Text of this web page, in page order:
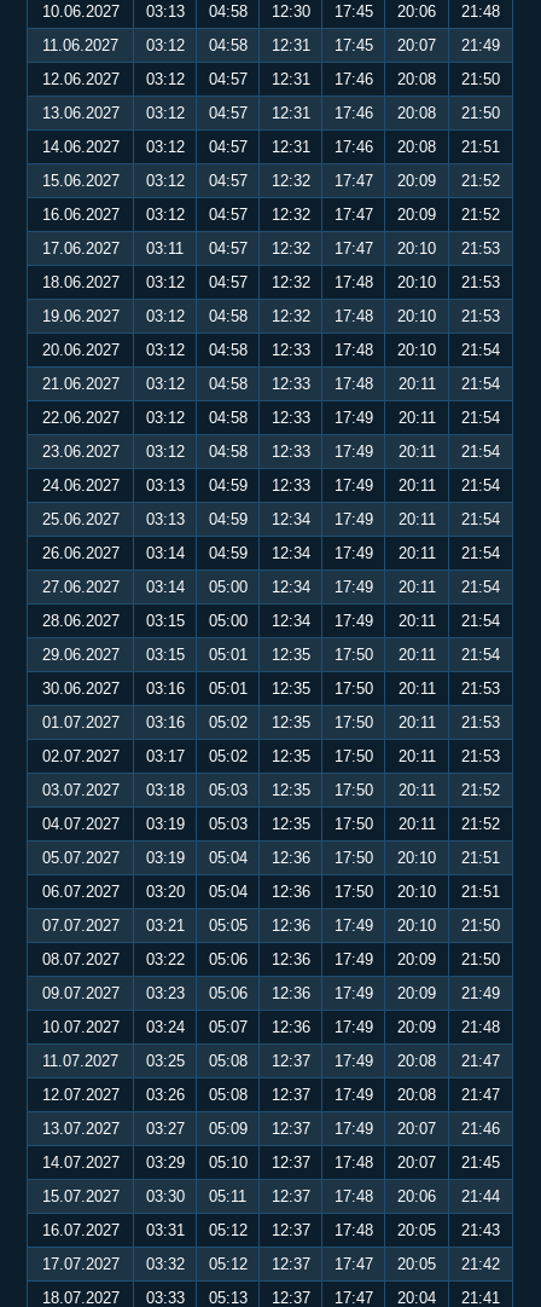
10.06.2027
03:13 04:58 12:30 17:45 20:06
21:48
11.06.2027
03:12 04:58 12:31 17:45 20:07
21:49
12.06.2027
03:12 04:57 12:31 17:46 20:08
21:50
13.06.2027
03:12 04:57 12:31 17:46 20:08
21:50
14.06.2027
03:12 04:57 12:31 17:46 20:08
21:51
15.06.2027
03:12 04:57 12:32 17:47 20:09
21:52
16.06.2027
03:12 04:57 12:32 17:47 20:09
21:52
17.06.2027
03:11 04:57 12:32 17:47 20:10
21:53
18.06.2027
03:12 04:57 12:32 17:48 20:10
21:53
19.06.2027
03:12 04:58 12:32 17:48 20:10
21:53
20.06.2027
03:12 04:58 12:33 17:48 20:10
21:54
21.06.2027
03:12 04:58 12:33 17:48 20:11
21:54
22.06.2027
03:12 04:58 12:33 17:49 20:11
21:54
23.06.2027
03:12 04:58 12:33 17:49 20:11
21:54
24.06.2027
03:13 04:59 12:33 17:49 20:11
21:54
25.06.2027
03:13 04:59 12:34 17:49 20:11
21:54
26.06.2027
03:14 04:59 12:34 17:49 20:11
21:54
27.06.2027
03:14 05:00 12:34 17:49 20:11
21:54
28.06.2027
03:15 05:00 12:34 17:49 20:11
21:54
29.06.2027
03:15 05:01 12:35 17:50 20:11
21:54
30.06.2027
03:16 05:01 12:35 17:50 20:11
21:53
01.07.2027
03:16 05:02 12:35 17:50 20:11
21:53
02.07.2027
03:17 05:02 12:35 17:50 20:11
21:53
03.07.2027
03:18 05:03 12:35 17:50 20:11
21:52
04.07.2027
03:19 05:03 12:35 17:50 20:11
21:52
05.07.2027
03:19 05:04 12:36 17:50 20:10
21:51
06.07.2027
03:20 05:04 12:36 17:50 20:10
21:51
07.07.2027
03:21 05:05 12:36 17:49 20:10
21:50
08.07.2027
03:22 05:06 12:36 17:49 20:09
21:50
09.07.2027
03:23 05:06 12:36 17:49 20:09
21:49
10.07.2027
03:24 05:07 12:36 17:49 20:09
21:48
11.07.2027
03:25 05:08 12:37 17:49 20:08
21:47
12.07.2027
03:26 05:08 12:37 17:49 20:08
21:47
13.07.2027
03:27 05:09 12:37 17:49 20:07
21:46
14.07.2027
03:29 05:10 12:37 17:48 20:07
21:45
15.07.2027
03:30 05:11 12:37 17:48 20:06
21:44
16.07.2027
03:31 05:12 12:37 17:48 20:05
21:43
17.07.2027
03:32 05:12 12:37 17:47 20:05
21:42
18.07.2027
03:33 05:13 12:37 17:47 20:04
21:41